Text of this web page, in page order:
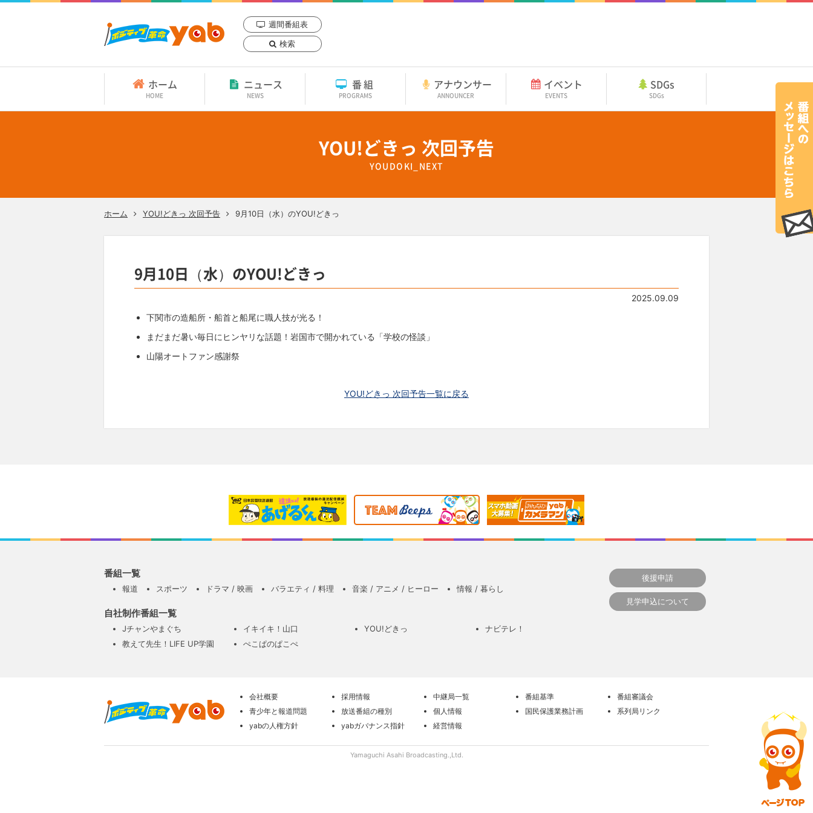
週間番組表
検索
ホーム
HOME
ニュース
NEWS
番組
PROGRAMS
アナウンサー
ANNOUNCER
イベント
EVENTS
SDGs
SDGs
YOU!どきっ 次回予告
YOUDOKI_NEXT
ホーム YOU!どきっ 次回予告 9月10日（水）のYOU!どきっ
9月10日（水）のYOU!どきっ
2025.09.09
下関市の造船所・船首と船尾に職人技が光る！
まだまだ暑い毎日にヒンヤリな話題！岩国市で開かれている「学校の怪談」
山陽オートファン感謝祭
YOU!どきっ 次回予告一覧に戻る
番組一覧
報道 スポーツ ドラマ / 映画 バラエティ / 料理 音楽 / アニメ / ヒーロー 情報 / 暮らし
自社制作番組一覧
Jチャンやまぐち イキイキ！山口 YOU!どきっ
ナビテレ！
教えて先生！LIFE UP学園
ぺこぱのぱこぺ
後援申請
見学申込について
会社概要 採用情報 中継局一覧 番組基準
番組審議会
青少年と報道問題
放送番組の種別 個人情報 国民保護業務計画
系列局リンク
yabの人権方針
yabガバナンス指針 経営情報
Yamaguchi Asahi Broadcasting.,Ltd.